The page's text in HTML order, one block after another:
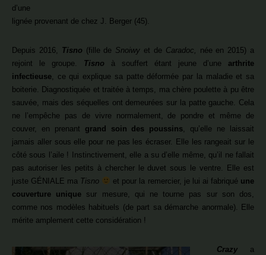
d’une
lignée provenant de chez J. Berger (45).
Depuis 2016, Tisno (fille de Snoiwy et de Caradoc, née en 2015) a
rejoint le groupe. Tisno à souffert étant jeune d’une arthrite
infectieuse , ce qui explique sa patte déformée par la maladie et sa
boiterie. Diagnostiquée et traitée à temps, ma chère poulette à pu être
sauvée, mais des séquelles ont demeurées sur la patte gauche. Cela
ne l’empêche pas de vivre normalement, de pondre et même de
couver, en prenant grand soin des poussins , qu’elle ne laissait
jamais aller sous elle pour ne pas les écraser. Elle les rangeait sur le
côté sous l’aile ! Instinctivement, elle a su d’elle même, qu’il ne fallait
pas autoriser les petits à chercher le duvet sous le ventre. Elle est
juste GÉNIALE ma Tisno et pour la remercier, je lui ai fabriqué une
couverture unique sur mesure, qui ne tourne pas sur son dos,
comme nos modèles habituels (de part sa démarche anormale). Elle
mérite amplement cette considération !
Crazy a